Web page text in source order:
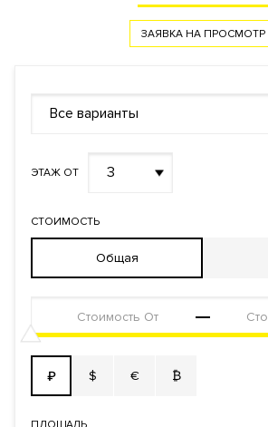
ЗАЯВКА НА ПРОСМОТР
Все варианты
ЭТАЖ ОТ 3
СТОИМОСТЬ
Общая
₽ $ € ₿